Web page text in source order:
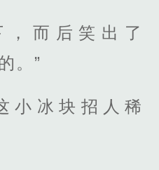
，而后笑出了
。”
小冰块招人稀